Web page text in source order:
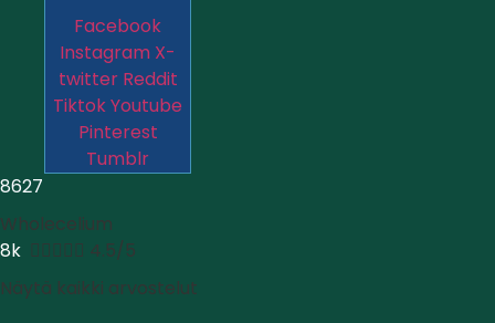
Facebook
Instagram X-
twitter Reddit
TiktokYoutube
Pinterest
Tumblr
8627
Wholecelium
8k  4.5/5
Näytä kaikki arvostelut